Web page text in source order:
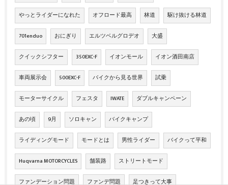
やっとライダーになれた オフロード最高 林道 駆け抜ける林道
701enduo おにぎり エルツベルグロデオ 大盛
クイックシフター 350EXC-F イオンモール イオン酒田南店
車両展示会 500EXC-F バイクから見る世界 試乗
モーターサイクル フェスタ IWATE ダブルキャンペーン
あの頃 9月 ソロキャン バイクキャンプ
ライディングモード モードとは 男性ライダー バイクって平和
Huqvarna MOTORCYCLES 舗装路 ストリートモード
ファンデーション問題 ファンデ問題 足つきって大事